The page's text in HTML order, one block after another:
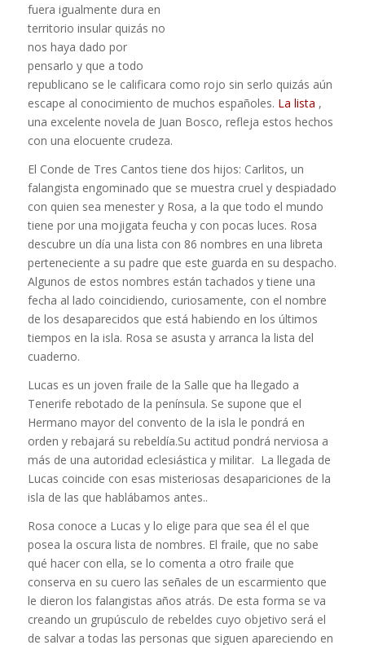
fuera igualmente dura en
territorio insular quizás no
nos haya dado por
pensarlo y que a todo
republicano se le calificara como rojo sin serlo quizás aún
escape al conocimiento de muchos españoles. La lista ,
una excelente novela de Juan Bosco, refleja estos hechos
con una elocuente crudeza.
El Conde de Tres Cantos tiene dos hijos: Carlitos, un
falangista engominado que se muestra cruel y despiadado
con quien sea menester y Rosa, a la que todo el mundo
tiene por una mojigata feucha y con pocas luces. Rosa
descubre un día una lista con 86 nombres en una libreta
perteneciente a su padre que este guarda en su despacho.
Algunos de estos nombres están tachados y tiene una
fecha al lado coincidiendo, curiosamente, con el nombre
de los desaparecidos que está habiendo en los últimos
tiempos en la isla. Rosa se asusta y arranca la lista del
cuaderno.
Lucas es un joven fraile de la Salle que ha llegado a
Tenerife rebotado de la península. Se supone que el
Hermano mayor del convento de la isla le pondrá en
orden y rebajará su rebeldía.Su actitud pondrá nerviosa a
más de una autoridad eclesiástica y militar. La llegada de
Lucas coincide con esas misteriosas desapariciones de la
isla de las que hablábamos antes..
Rosa conoce a Lucas y lo elige para que sea él el que
posea la oscura lista de nombres. El fraile, que no sabe
qué hacer con ella, se lo comenta a otro fraile que
conserva en su cuero las señales de un escarmiento que
le dieron los falangistas años atrás. De esta forma se va
creando un grupúsculo de rebeldes cuyo objetivo será el
de salvar a todas las personas que siguen apareciendo en